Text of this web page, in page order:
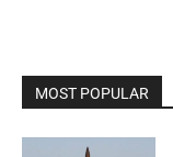
MOST POPULAR